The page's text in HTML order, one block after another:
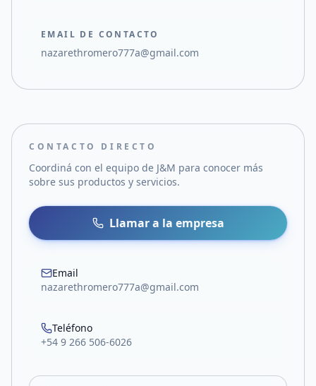
EMAIL DE CONTACTO
nazarethromero777a@gmail.com
CONTACTO DIRECTO
Coordiná con el equipo de J&M para conocer más
sobre sus productos y servicios.
Llamar a la empresa
Email
nazarethromero777a@gmail.com
Teléfono
+54 9 266 506-6026